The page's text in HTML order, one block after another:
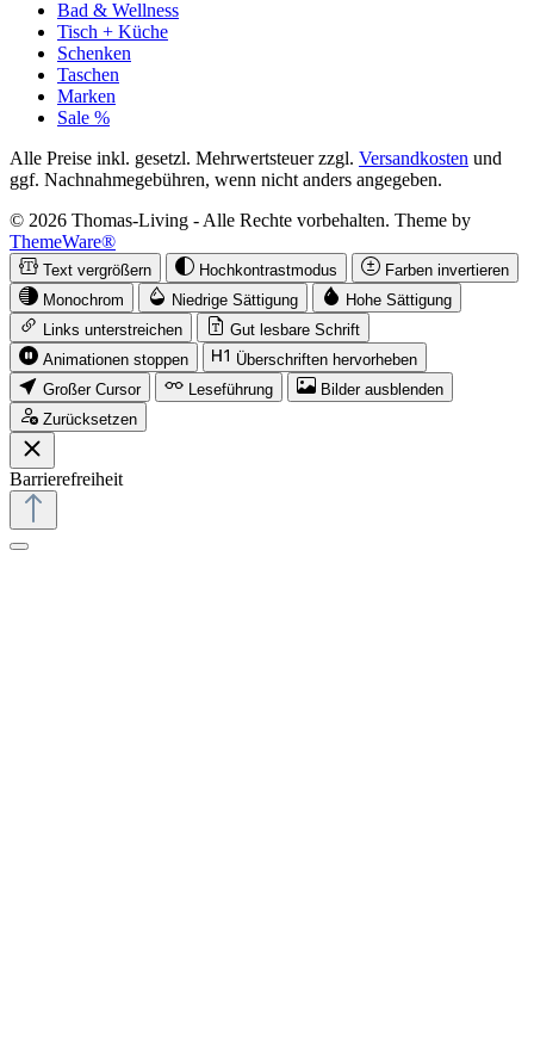
Bad & Wellness
Tisch + Küche
Schenken
Taschen
Marken
Sale %
Alle Preise inkl. gesetzl. Mehrwertsteuer zzgl. Versandkosten und
ggf. Nachnahmegebühren, wenn nicht anders angegeben.
© 2026 Thomas-Living - Alle Rechte vorbehalten. Theme by
ThemeWare®
Text vergrößern Hochkontrastmodus
Farben invertieren
Monochrom
Niedrige Sättigung
Hohe Sättigung
Links unterstreichen
Gut lesbare Schrift
Animationen stoppen
Überschriften hervorheben
Großer Cursor
Leseführung
Bilder ausblenden
Zurücksetzen
Barrierefreiheit